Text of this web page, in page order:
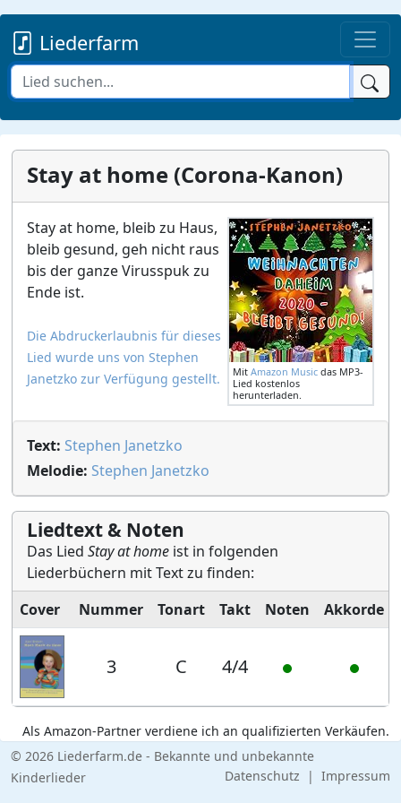
Liederfarm
Stay at home (Corona-Kanon)
Mit Amazon Music das MP3-
Lied kostenlos
herunterladen.
Stay at home, bleib zu Haus,
bleib gesund, geh nicht raus
bis der ganze Virusspuk zu
Ende ist.
Die Abdruckerlaubnis für dieses
Lied wurde uns von Stephen
Janetzko zur Verfügung gestellt.
Text: Stephen Janetzko
Melodie: Stephen Janetzko
Liedtext & Noten
Das Lied Stay at home ist in folgenden
Liederbüchern mit Text zu finden:
Cover
Nummer Tonart Takt Noten Akkorde
3 C 4/4
Als Amazon-Partner verdiene ich an qualifizierten Verkäufen.
© 2026 Liederfarm.de - Bekannte und unbekannte
Kinderlieder
Datenschutz | Impressum